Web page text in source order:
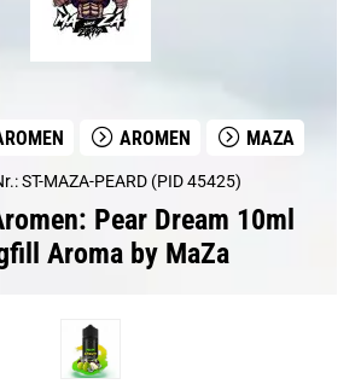
AROMEN MAZA
ST-MAZA-PEARD (PID 45425)
Pear Dream 10ml
Aroma by MaZa